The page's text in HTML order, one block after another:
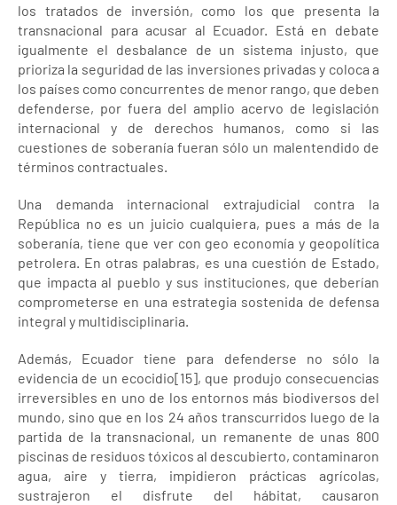
los tratados de inversión, como los que presenta la
transnacional para acusar al Ecuador. Está en debate
igualmente el desbalance de un sistema injusto, que
prioriza la seguridad de las inversiones privadas y coloca a
los países como concurrentes de menor rango, que deben
defenderse, por fuera del amplio acervo de legislación
internacional y de derechos humanos, como si las
cuestiones de soberanía fueran sólo un malentendido de
términos contractuales.
Una demanda internacional extrajudicial contra la
República no es un juicio cualquiera, pues a más de la
soberanía, tiene que ver con geo economía y geopolítica
petrolera. En otras palabras, es una cuestión de Estado,
que impacta al pueblo y sus instituciones, que deberían
comprometerse en una estrategia sostenida de defensa
integral y multidisciplinaria.
Además, Ecuador tiene para defenderse no sólo la
evidencia de un ecocidio[15], que produjo consecuencias
irreversibles en uno de los entornos más biodiversos del
mundo, sino que en los 24 años transcurridos luego de la
partida de la transnacional, un remanente de unas 800
piscinas de residuos tóxicos al descubierto, contaminaron
agua, aire y tierra, impidieron prácticas agrícolas,
sustrajeron el disfrute del hábitat, causaron